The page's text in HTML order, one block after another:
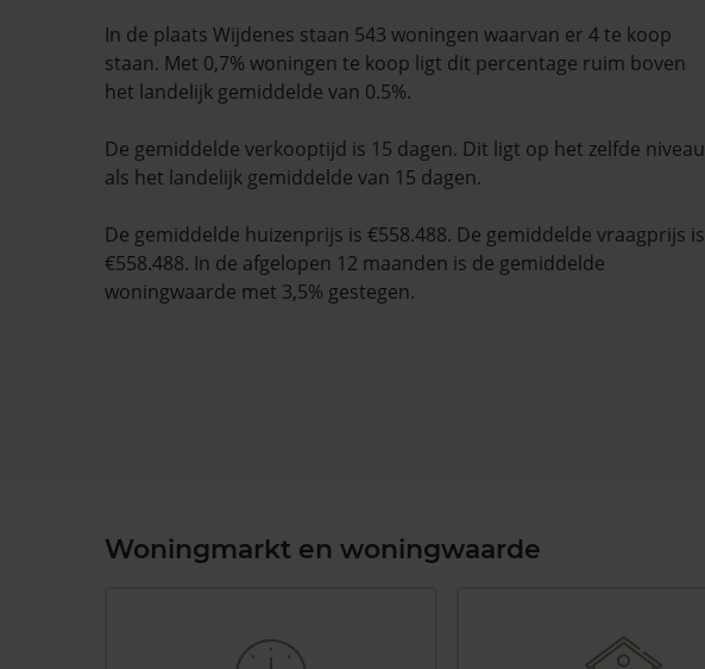
In de plaats Wijdenes staan 543 woningen waarvan er 4 te koop
staan. Met 0,7% woningen te koop ligt dit percentage ruim boven
het landelijk gemiddelde van 0.5%.
De gemiddelde verkooptijd is 15 dagen. Dit ligt op het zelfde niveau
als het landelijk gemiddelde van 15 dagen.
De gemiddelde huizenprijs is €558.488. De gemiddelde vraagprijs is
€558.488. In de afgelopen 12 maanden is de gemiddelde
woningwaarde met 3,5% gestegen.
Woningmarkt en woningwaarde